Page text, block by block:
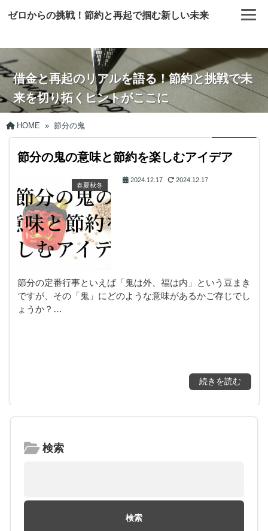
ゼロからの挑戦！節約と再起で掴む新しい未来
借金と再起のリアルを語る！節約と挑戦で未
来を切り拓くヒントがここに
HOME » 節分の鬼
節分の鬼の意味と節約を楽しむアイデア
春夏秋冬
2024.12.17 2024.12.17
節分の定番行事といえば「鬼は外、福は内」という豆まき
ですが、その「鬼」にどのような意味があるかご存じでし
ょうか？…
続きを読む
検索